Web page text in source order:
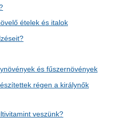
ételek és italok
és fűszernövények
régen a királynők
veszünk?